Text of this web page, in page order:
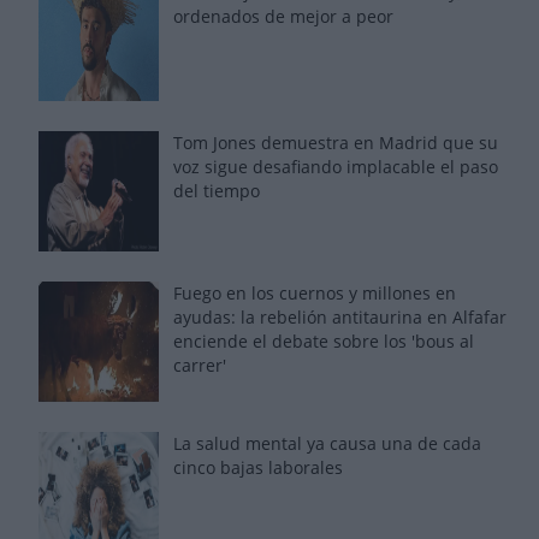
ordenados de mejor a peor
Tom Jones demuestra en Madrid que su
voz sigue desafiando implacable el paso
del tiempo
Fuego en los cuernos y millones en
ayudas: la rebelión antitaurina en Alfafar
enciende el debate sobre los 'bous al
carrer'
La salud mental ya causa una de cada
cinco bajas laborales